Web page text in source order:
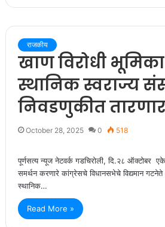
राजकीय
खाण विरोधी
स्थानिक स्वराज्य
निवडणुकीत
October 28, 2025 0 518
पूर्णसत्य न्यूज नेटवर्क गडचिरोली, दि.२८ ऑक्टोबर
समर्थन करणारे कांग्रेसचे विधानसभेचे विद्यमान गटनेते
स्थानिक…
Read More »